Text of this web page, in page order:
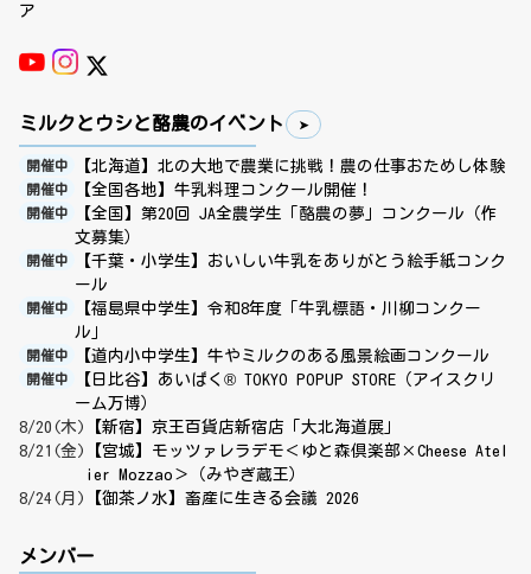
ア
ミルクとウシと酪農のイベント
開催中 【北海道】北の大地で農業に挑戦！農の仕事おためし体験
開催中 【全国各地】牛乳料理コンクール開催！
開催中
【全国】第20回 JA全農学生「酪農の夢」コンクール（作
文募集）
開催中
【千葉・小学生】おいしい牛乳をありがとう絵手紙コンク
ール
開催中
【福島県中学生】令和8年度「牛乳標語・川柳コンクー
ル」
開催中 【道内小中学生】牛やミルクのある風景絵画コンクール
開催中
【日比谷】あいぱく® TOKYO POPUP STORE（アイスクリ
ーム万博）
8/20(木)
【新宿】京王百貨店新宿店「大北海道展」
8/21(金)
【宮城】モッツァレラデモ＜ゆと森倶楽部×Cheese Atel
ier Mozzao＞（みやぎ蔵王）
8/24(月)
【御茶ノ水】畜産に生きる会議 2026
メンバー